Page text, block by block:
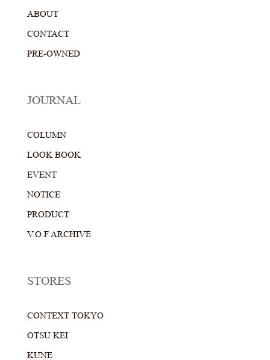
ABOUT
CONTACT
PRE-OWNED
JOURNAL
COLUMN
LOOK BOOK
EVENT
NOTICE
PRODUCT
V.O.F ARCHIVE
STORES
CONTEXT TOKYO
OTSU KEI
KUNE